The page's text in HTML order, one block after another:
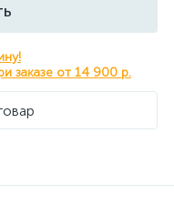
заказе от 14 900 р.